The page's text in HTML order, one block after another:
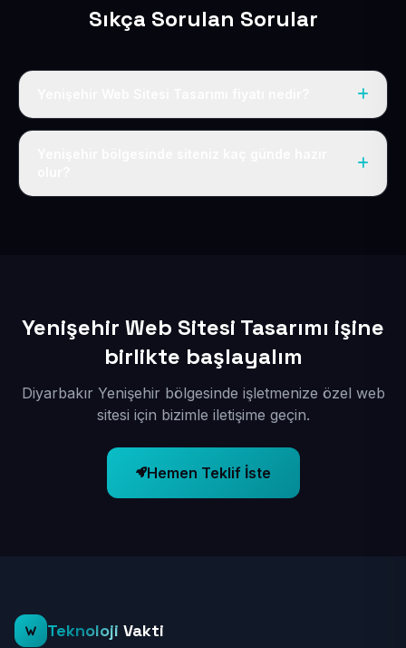
Sıkça Sorulan Sorular
Tek fiyat uygulanır: yıllık 50 USD + KDV. Bu bedele alan
Yenişehir Web Sitesi Tasarımı işine
birlikte başlayalım
Diyarbakır Yenişehir bölgesinde işletmenize özel web
sitesi için bizimle iletişime geçin.
Hemen Teklif İste
Teknoloji Vakti